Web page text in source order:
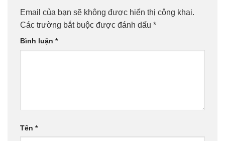
Email của bạn sẽ không được hiển thị công khai.
Các trường bắt buộc được đánh dấu *
Bình luận *
Tên *